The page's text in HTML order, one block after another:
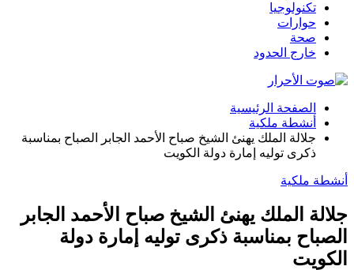
تكنولوجيا
حوارات
صحة
خارج الحدود
الصفحة الرئيسية
أنشطة ملكية
جلالة الملك يهنئ الشيخ صباح الأحمد الجابر الصباح بمناسبة
ذكرى توليه إمارة دولة الكويت
أنشطة ملكية
جلالة الملك يهنئ الشيخ صباح الأحمد الجابر
الصباح بمناسبة ذكرى توليه إمارة دولة
الكويت